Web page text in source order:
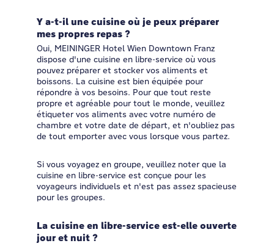
Y a-t-il une cuisine où je peux préparer
mes propres repas ?
Oui, MEININGER Hotel Wien Downtown Franz
dispose d'une cuisine en libre-service où vous
pouvez préparer et stocker vos aliments et
boissons. La cuisine est bien équipée pour
répondre à vos besoins. Pour que tout reste
propre et agréable pour tout le monde, veuillez
étiqueter vos aliments avec votre numéro de
chambre et votre date de départ, et n'oubliez pas
de tout emporter avec vous lorsque vous partez.
Si vous voyagez en groupe, veuillez noter que la
cuisine en libre-service est conçue pour les
voyageurs individuels et n'est pas assez spacieuse
pour les groupes.
La cuisine en libre-service est-elle ouverte
jour et nuit ?